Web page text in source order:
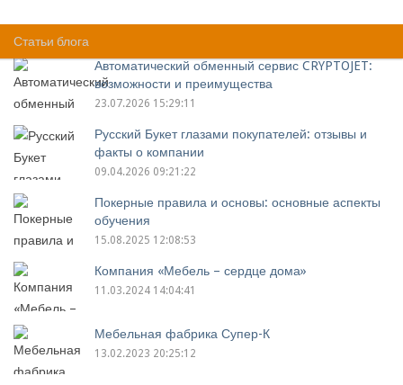
Статьи блога
Автоматический обменный сервис CRYPTOJET:
возможности и преимущества
23.07.2026 15:29:11
Русский Букет глазами покупателей: отзывы и
факты о компании
09.04.2026 09:21:22
Покерные правила и основы: основные аспекты
обучения
15.08.2025 12:08:53
Компания «Мебель – сердце дома»
11.03.2024 14:04:41
Мебельная фабрика Супер-К
13.02.2023 20:25:12